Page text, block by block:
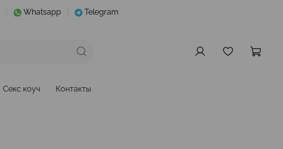
Whatsapp Telegram
Секс коуч Контакты